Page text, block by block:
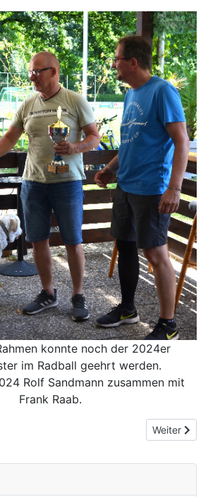
konnte noch der 2024er
im Radball geehrt werden.
Rolf Sandmann zusammen mit
Frank Raab.
mal anders... Nächster
Weiter